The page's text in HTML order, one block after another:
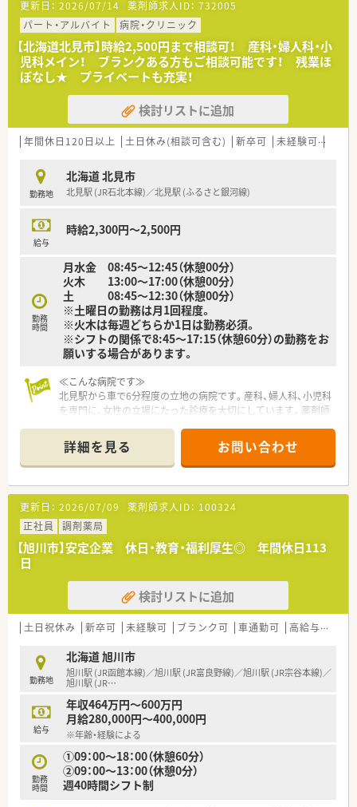
■時間や回数はご相談に応じます。短時間から始めたい方もご
相談ください！
■AMのみ、またはPMのみの勤務や、出勤回数についてもご相談
させていただきます
■週20時間以上勤務で社保加入対象です。しっかり働きたい方
も歓迎！
■サポート体制万全！研修制度も整っています。
経験が浅くて調剤に自信のない方、結婚や出産などでブランク
ある方の復帰も歓迎です。
■全国に400店舗以上展開する大手調剤薬局です。
地域密着型店舗の割合が76.8%と高く、地域の人々の暮らしや
人生に寄り添う地域に根付いた薬局展開を行っています。
相談も可能です！
全国展開の薬局だからこそ！の安心感があります。
更新日： 2026/07/14 薬剤師求人ID： 732005
パート・アルバイト
病院・クリニック
【北海道北見市】時給2,500円まで相談可！ 産科・婦人科・小
児科メイン！ ブランクある方もご相談可能です！ 残業ほ
ぼなし★ プライベートも充実！
検討リストに追加
年間休日120日以上 土日休み(相談可含む) 新卒可 未経験可
勤務地
北海道 北見市
北見駅 (JR石北本線)／北見駅 (ふるさと銀河線)
給与
時給2,300円～2,500円
勤務
時間
月水金 08:45～12:45（休憩00分）
火木 13:00～17:00（休憩00分）
土 08:45～12:30（休憩00分）
※土曜日の勤務は月1回程度。
※火木は毎週どちらか1日は勤務必須。
※シフトの関係で8:45～17:15（休憩60分）の勤務をお
願いする場合があります。
≪こんな病院です≫
北見駅から車で6分程度の立地の病院です。産科、婦人科、小児科
を専門に、女性の立場にたった診療を大切にしています。薬剤師
す。自然分娩や帝王切開後の患者様のサポートや婦人科疾患の
患者様のケアを行います。女性が多い職場であり、お互いに協力
し合う協力体制が整っています。
≪求人特徴≫
■病院での薬剤師経験は問いませんので、これからキャリアを築
きたいという意欲をお持ちの方を歓迎します。
■他職種との連携が重要となるため、円滑なコミュニケーション
を取りながら業務を進められる方を募集します。
も4時間程度からシフト調整が可能です。ゆとりを持って無理な
く働くことが可能な環境です。
≪こんな方にオススメ≫
ぴったりです。
■有給休暇の取得もしやすい環境であり、長く落ち着いて働き続
けやすい職場環境です。
詳細を見る お問い合わせ
更新日： 2026/07/09 薬剤師求人ID： 100324
正社員
調剤薬局
【旭川市】安定企業 休日・教育・福利厚生◎ 年間休日113
日
検討リストに追加
土日祝休み 新卒可 未経験可 ブランク可 車通勤可 高給与(600万円以上)
勤務地
北海道 旭川市
旭川駅 (JR函館本線)／旭川駅 (JR富良野線)／旭川駅 (JR宗谷本線)／
旭川駅 (JR…
給与
年収464万円～600万円
月給280,000円～400,000円
※年齢・経験による
勤務
時間
①09：00～18：00（休憩60分）
②09：00～13：00（休憩0分）
週40時間シフト制